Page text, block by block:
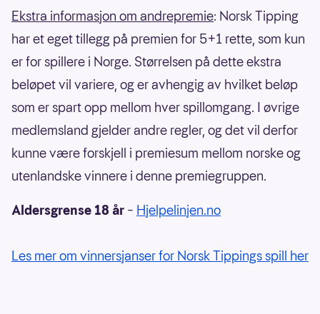
Ekstra informasjon om andrepremie: Norsk Tipping
har et eget tillegg på premien for 5+1 rette, som kun
er for spillere i Norge. Størrelsen på dette ekstra
beløpet vil variere, og er avhengig av hvilket beløp
som er spart opp mellom hver spillomgang. I øvrige
medlemsland gjelder andre regler, og det vil derfor
kunne være forskjell i premiesum mellom norske og
utenlandske vinnere i denne premiegruppen.
Aldersgrense 18 år – Hjelpelinjen.no
Les mer om vinnersjanser for Norsk Tippings spill her